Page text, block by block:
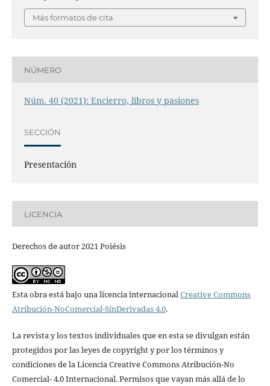
Más formatos de cita
NÚMERO
Núm. 40 (2021): Encierro, libros y pasiones
SECCIÓN
Presentación
LICENCIA
Derechos de autor 2021 Poiésis
Esta obra está bajo una licencia internacionalCreative Commons
Atribución-NoComercial-SinDerivadas 4.0.
La revista y los textos individuales que en esta se divulgan están
protegidos por las leyes de copyright y por los términos y
condiciones de la Licencia Creative Commons Atribución-No
Comercial- 4.0 Internacional. Permisos que vayan más allá de lo